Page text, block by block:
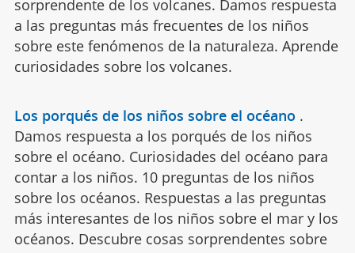
sorprendente de los volcanes. Damos respuesta
a las preguntas más frecuentes de los niños
sobre este fenómenos de la naturaleza. Aprende
curiosidades sobre los volcanes.
Los porqués de los niños sobre el océano .
Damos respuesta a los porqués de los niños
sobre el océano. Curiosidades del océano para
contar a los niños. 10 preguntas de los niños
sobre los océanos. Respuestas a las preguntas
más interesantes de los niños sobre el mar y los
océanos. Descubre cosas sorprendentes sobre